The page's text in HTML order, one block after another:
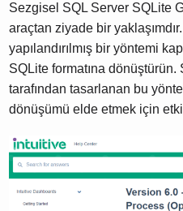
Sezgisel SQL Server SQLite
araçtan ziyade bir
yapılandırılmış bir yöntemi
SQLite formatına dönüştürün.
tarafından tasarlanan bu
dönüşümü elde etmek için